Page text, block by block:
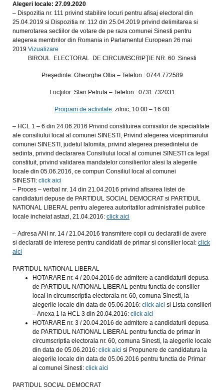
Alegeri locale: 27.09.2020
– Dispozitia nr. 111 privind stabilire locuri pentru afisaj electoral din
25.04.2019 si Dispozitia nr. 112 din 25.04.2019 privind delimitarea si
numerotarea sectiilor de votare de pe raza comunei Sinesti pentru
alegerea membrilor din Romania in Parlamentul European 26 mai
2019 Vizualizare
BIROUL ELECTORAL DE CIRCUMSCRIPŢIE NR. 60 Sinesti
Preşedinte:Gheorghe Oltia – Telefon : 0744.772589
Locţiitor:Stan Petruta – Telefon : 0731.732031
Program de activitate: zilnic, 10.00 – 16.00
– HCL 1 – 6 din 24.06.2016 Privind constituirea comisiilor de specialitate
ale consiliului local al comunei SINESTI, Privind alegerea viceprimarului
comunei SINESTI, judetul lalomita, privind alegerea presedintelui de
sedinta, privind declararea Consiliului local al comunei SINESTI ca legal
constituit, privind validarea mandatelor consilierilor alesi la alegerile
locale din 05.06.2016, ce compun Consiliul local al comunei
SINESTI: click aici
– Proces – verbal nr. 14 din 21.04.2016 privind afisarea listei de
candidaturi depuse de PARTIDUL SOCIAL DEMOCRAT si PARTIDUL
NATIONAL LIBERAL pentru alegerea autoritatilor administratiei publice
locale incheiat astazi, 21.04.2016: click aici
– Adresa ANI nr. 14 / 21.04.2016 transmitere copii cu declaratii de avere
si declaratii de interese pentru candidatii de primar si consilier local: click
aici
PARTIDUL NATIONAL LIBERAL
HOTARARE nr. 4 / 20.04.2016 de admitere a candidaturii depusa
de PARTIDUL NATIONAL LIBERAL pentru functia de consilier
local in circumscriptia electorala nr. 60, comuna Sinesti, la
alegerile locale din data de 05.06.2016: click aici si Lista consilieri
– Anexa 1 la HCL 3 din 20.04.2016: click aici
HOTARARE nr. 3 / 20.04.2016 de admitere a candidaturii depusa
de PARTIDUL NATIONAL LIBERAL pentru functia de primar in
circumscriptia electorala nr. 60, comuna Sinesti, la alegerile locale
din data de 05.06.2016: click aici si Propunere de candidatura la
alegerile locale din data de 05.06.2016 pentru functia de Primar
al comunei Sinesti: click aici
PARTIDUL SOCIAL DEMOCRAT